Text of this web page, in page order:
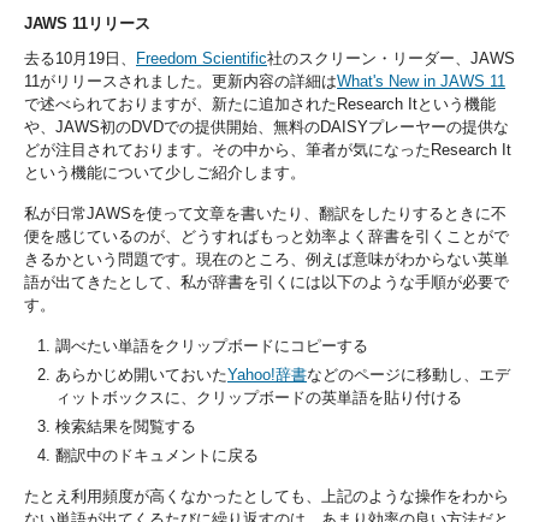
JAWS 11リリース
去る10月19日、
Freedom Scientific社のスクリーン・リーダー、JAWS
11がリリースされました。更新内容の詳細はWhat's New in JAWS 11
で述べられておりますが、新たに追加されたResearch Itという機能
や、JAWS初のDVDでの提供開始、無料のDAISYプレーヤーの提供な
どが注目されております。その中から、筆者が気になったResearch It
という機能について少しご紹介します。
私が日常JAWSを使って文章を書いたり、翻訳をしたりするときに不
便を感じているのが、どうすればもっと効率よく辞書を引くことがで
きるかという問題です。現在のところ、例えば意味がわからない英単
語が出てきたとして、私が辞書を引くには以下のような手順が必要で
す。
調べたい単語をクリップボードにコピーする
あらかじめ開いておいたYahoo!辞書などのページに移動し、エデ
ィットボックスに、クリップボードの英単語を貼り付ける
検索結果を閲覧する
翻訳中のドキュメントに戻る
たとえ利用頻度が高くなかったとしても、上記のような操作をわから